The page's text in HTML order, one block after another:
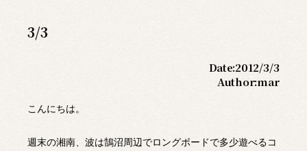
3/3
Date:2012/3/3
Author:mar
こんにちは。
週末の湘南、波は鵠沼周辺でロングボードで多少遊べるコ